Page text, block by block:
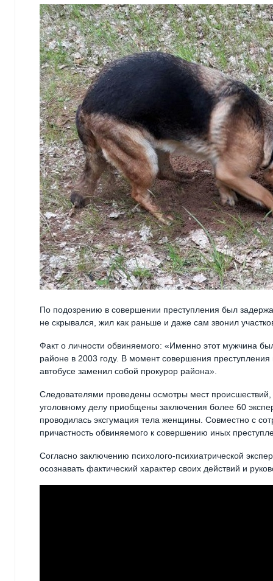
По подозрению в совершении преступления был
не скрывался, жил как раньше и даже сам звонил
Факт о личности обвиняемого: «Именно этот мужчина
районе в 2003 году. В момент совершения
автобусе заменил собой прокурор района».
Следователями проведены осмотры мест
уголовному делу приобщены заключения более 60
проводилась эксгумация тела женщины. Совместно с
причастность обвиняемого к совершению иных
Согласно заключению психолого-психиатрической
осознавать фактический характер своих действий и